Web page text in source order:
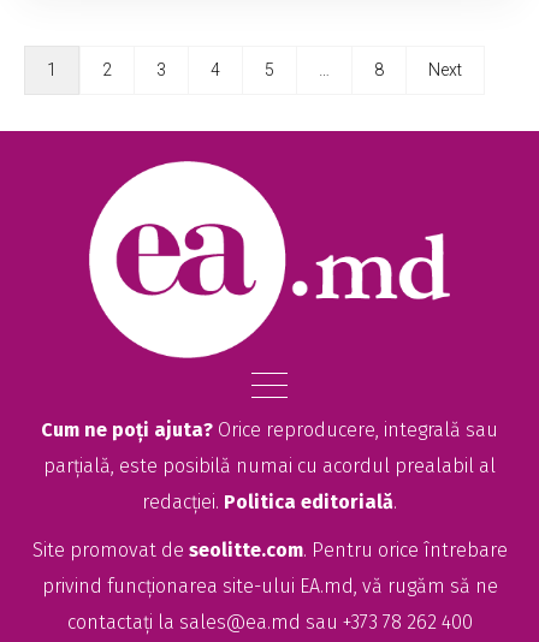
1 2 3 4 5 8 Next
Cum ne poți ajuta? Orice reproducere, integrală sau
parțială, este posibilă numai cu acordul prealabil al
redacției. Politica editorială.
Site promovat de seolitte.com. Pentru orice întrebare
privind funcționarea site-ului EA.md, vă rugăm să ne
contactați la sales@ea.md sau +373 78 262 400